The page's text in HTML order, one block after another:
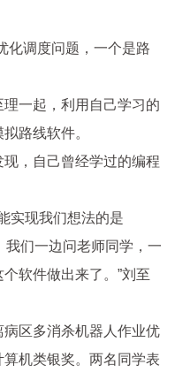
化调度问题，一个是路
一起，利用自己学习的
路线软件。
，自己曾经学过的编程
实现我们想法的是
我们一边问老师同学，一
软件做出来了。”刘至
区多消杀机器人作业优
机类银奖。两名同学表